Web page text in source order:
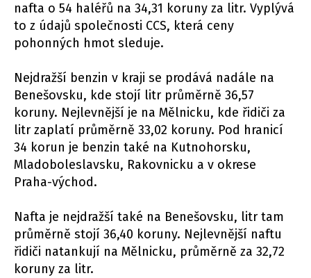
nafta o 54 haléřů na 34,31 koruny za litr. Vyplývá
to z údajů společnosti CCS, která ceny
pohonných hmot sleduje.
Nejdražší benzin v kraji se prodává nadále na
Benešovsku, kde stojí litr průměrně 36,57
koruny. Nejlevnější je na Mělnicku, kde řidiči za
litr zaplatí průměrně 33,02 koruny. Pod hranicí
34 korun je benzin také na Kutnohorsku,
Mladoboleslavsku, Rakovnicku a v okrese
Praha-východ.
Nafta je nejdražší také na Benešovsku, litr tam
průměrně stojí 36,40 koruny. Nejlevnější naftu
řidiči natankují na Mělnicku, průměrně za 32,72
koruny za litr.